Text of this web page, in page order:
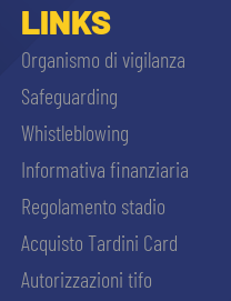
LINKS
Organismo di vigilanza
Safeguarding
Whistleblowing
Informativa finanziaria
Regolamento stadio
Acquisto Tardini Card
Autorizzazioni tifo